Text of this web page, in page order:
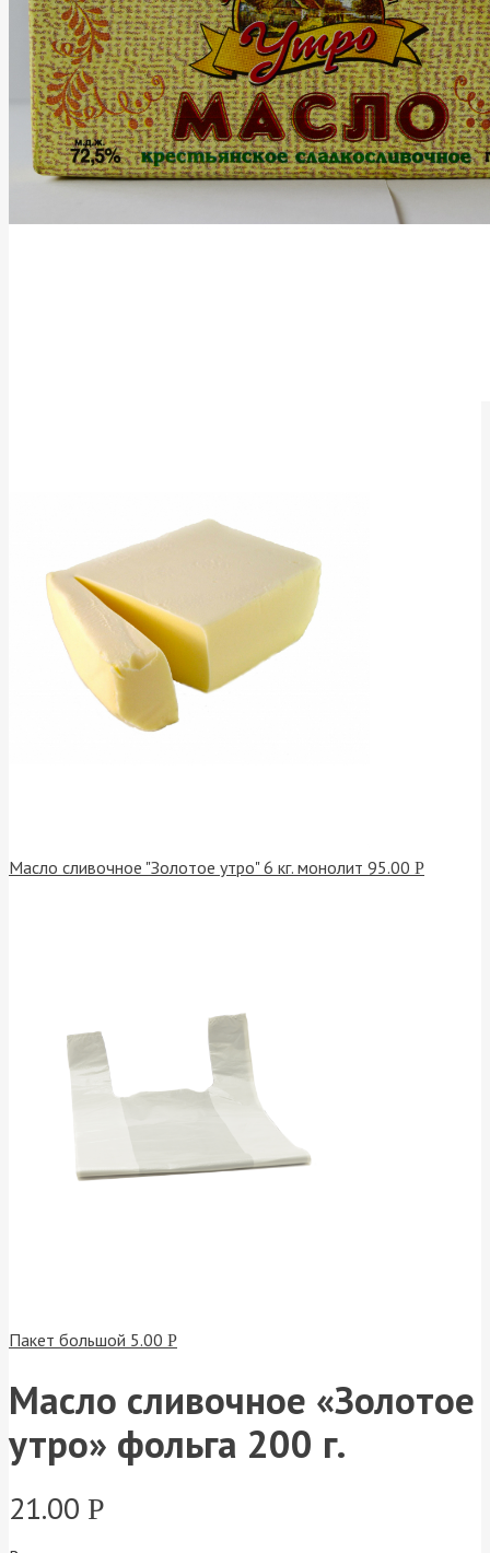
Масло сливочное "Золотое утро" 6 кг. монолит 95.00 Р
Пакет большой 5.00 Р
Масло сливочное «Золотое
утро» фольга 200 г.
21.00 Р